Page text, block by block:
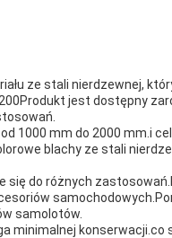
ze stali nierdzewnej,
jest dostępny
1000 mm do 2000 mm.i
blachy ze stali
się do różnych
samolotów.
minimalnej konserwacji.co